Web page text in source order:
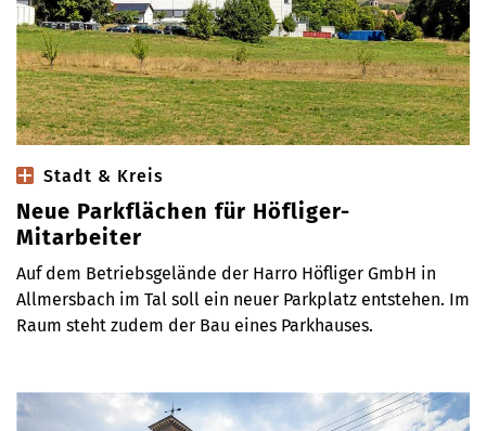
Stadt & Kreis
Neue Parkflächen für Höfliger-
Mitarbeiter
Auf dem Betriebsgelände der Harro Höfliger GmbH in
Allmersbach im Tal soll ein neuer Parkplatz entstehen. Im
Raum steht zudem der Bau eines Parkhauses.